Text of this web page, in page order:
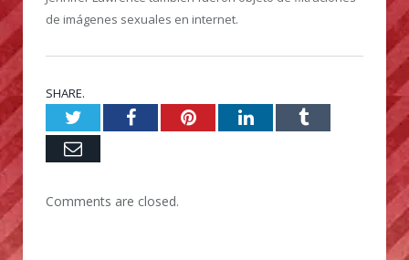
de imágenes sexuales en internet.
SHARE.
TwitterFacebookPinterestLinkedInTumblr
Email
Comments are closed.